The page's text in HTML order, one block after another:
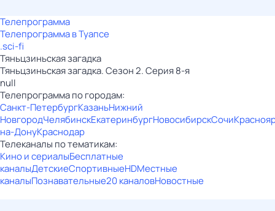
Телепрограмма
Телепрограмма в Туапсе
.sci-fi
Тяньцзиньская загадка
Тяньцзиньская загадка. Сезон 2. Серия 8-я
null
Телепрограмма по городам:
Санкт-ПетербургКазаньНижний
НовгородЧелябинскЕкатеринбургНовосибирскСочи
на-ДонуКраснодар
Телеканалы по тематикам:
Кино и сериалыБесплатные
каналыДетскиеСпортивныеHDМестные
каналыПознавательные20 каналовНовостные